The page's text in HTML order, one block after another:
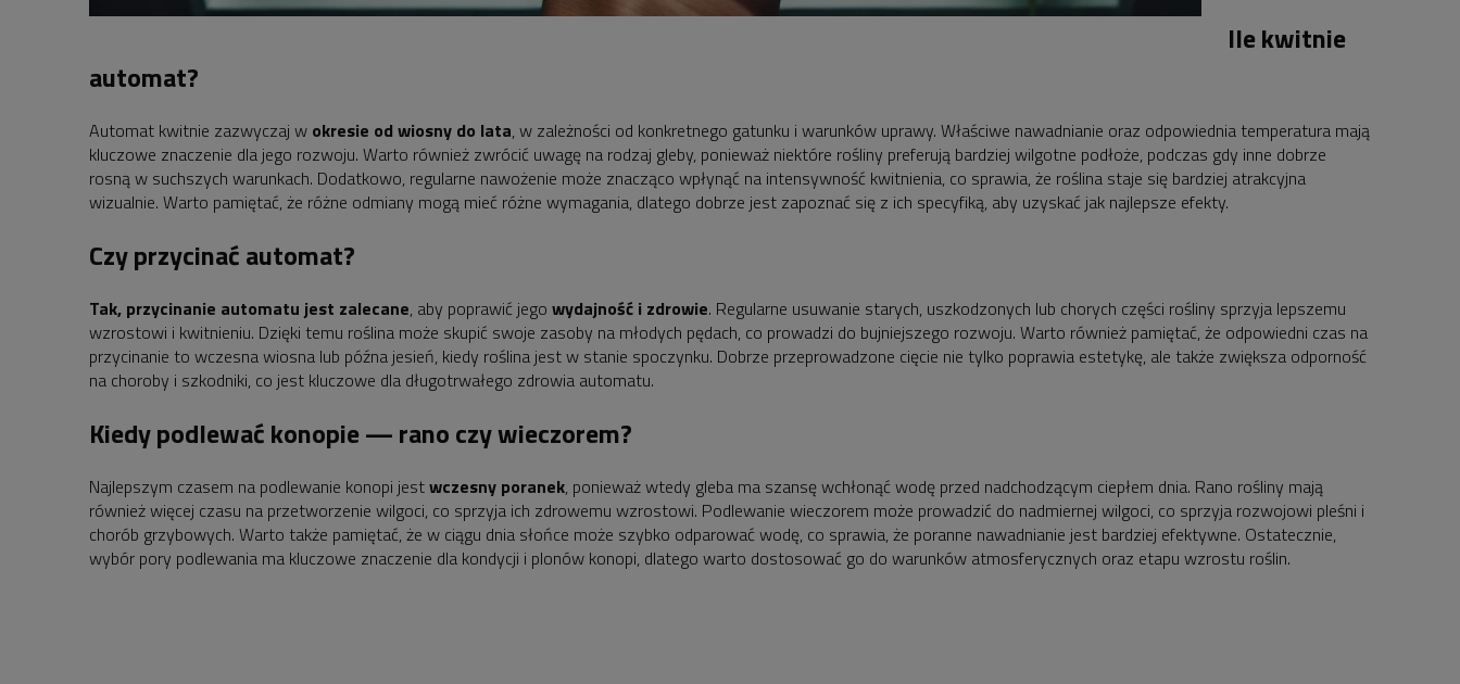
Ile kwitnie
automat?
Automat kwitnie zazwyczaj w okresie od wiosny do lata, w zależności od konkretnego gatunku i warunków uprawy. Właściwe nawadnianie oraz odpowiednia temperatura mają
kluczowe znaczenie dla jego rozwoju. Warto również zwrócić uwagę na rodzaj gleby, ponieważ niektóre rośliny preferują bardziej wilgotne podłoże, podczas gdy inne dobrze
rosną w suchszych warunkach. Dodatkowo, regularne nawożenie może znacząco wpłynąć na intensywność kwitnienia, co sprawia, że roślina staje się bardziej atrakcyjna
wizualnie. Warto pamiętać, że różne odmiany mogą mieć różne wymagania, dlatego dobrze jest zapoznać się z ich specyfiką, aby uzyskać jak najlepsze efekty.
Czy przycinać automat?
Tak, przycinanie automatu jest zalecane, aby poprawić jego wydajność i zdrowie. Regularne usuwanie starych, uszkodzonych lub chorych części rośliny sprzyja lepszemu
wzrostowi i kwitnieniu. Dzięki temu roślina może skupić swoje zasoby na młodych pędach, co prowadzi do bujniejszego rozwoju. Warto również pamiętać, że odpowiedni czas na
przycinanie to wczesna wiosna lub późna jesień, kiedy roślina jest w stanie spoczynku. Dobrze przeprowadzone cięcie nie tylko poprawia estetykę, ale także zwiększa odporność
na choroby i szkodniki, co jest kluczowe dla długotrwałego zdrowia automatu.
Kiedy podlewać konopie — rano czy wieczorem?
Najlepszym czasem na podlewanie konopi jestwczesny poranek, ponieważ wtedy gleba ma szansę wchłonąć wodę przed nadchodzącym ciepłem dnia. Rano rośliny mają
również więcej czasu na przetworzenie wilgoci, co sprzyja ich zdrowemu wzrostowi. Podlewanie wieczorem może prowadzić do nadmiernej wilgoci, co sprzyja rozwojowi pleśni i
chorób grzybowych. Warto także pamiętać, że w ciągu dnia słońce może szybko odparować wodę, co sprawia, że poranne nawadnianie jest bardziej efektywne. Ostatecznie,
wybór pory podlewania ma kluczowe znaczenie dla kondycji i plonów konopi, dlatego warto dostosować go do warunków atmosferycznych oraz etapu wzrostu roślin.